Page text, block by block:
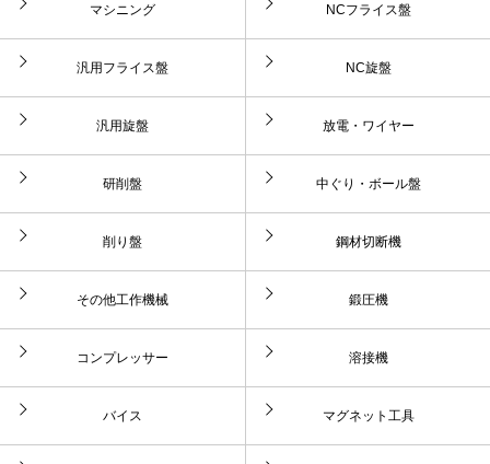
マシニング NCフライス盤
汎用フライス盤 NC旋盤
汎用旋盤 放電・ワイヤー
研削盤 中ぐり・ボール盤
削り盤 鋼材切断機
その他工作機械 鍛圧機
コンプレッサー 溶接機
バイス マグネット工具